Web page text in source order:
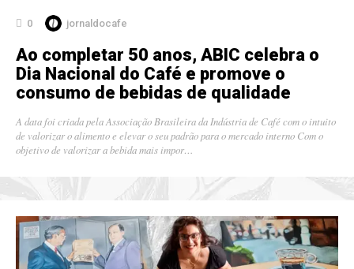
0 jornaldocafe
Ao completar 50 anos, ABIC celebra o
Dia Nacional do Café e promove o
consumo de bebidas de qualidade
A data foi criada pela Associação Brasileira da Indústria de Café com o intuito
de valorizar o alimento e elevar o seu padrão para o mercado interno Com o
objetivo de valorizar a bebida mais impor…